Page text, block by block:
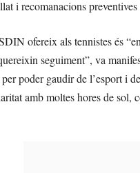
i recomanacions preventives
ofereix als tennistes és
seguiment”, va
poder gaudir de l’esport i
amb moltes hores de